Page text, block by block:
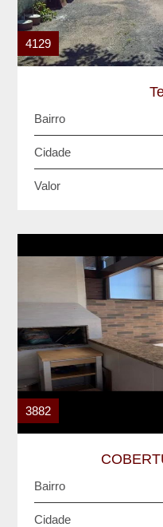
4129
Bairro
Cidade
Valor
3882
Bairro
Cidade